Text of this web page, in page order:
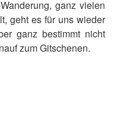
ganz vielen
geht es für uns wieder
ganz bestimmt nicht
zum Gitschenen.